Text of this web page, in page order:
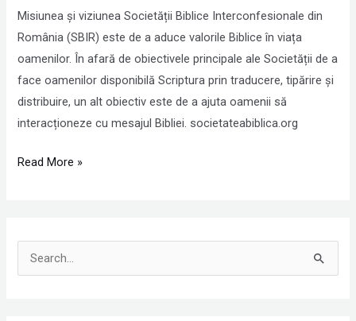
Misiunea și viziunea Societății Biblice Interconfesionale din
România (SBIR) este de a aduce valorile Biblice în viața
oamenilor. În afară de obiectivele principale ale Societății de a
face oamenilor disponibilă Scriptura prin traducere, tipărire și
distribuire, un alt obiectiv este de a ajuta oamenii să
interacționeze cu mesajul Bibliei. societateabiblica.org
Romania
(SBIR)
Read More »